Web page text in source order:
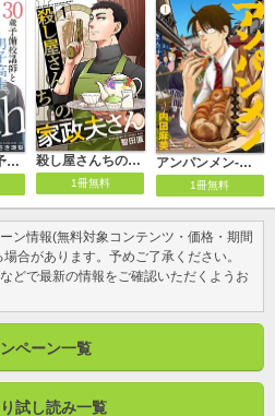
teach～30歳予備校講師と男子高生、内緒の恋愛授業～ 殺し屋さんちの家政夫さん
1冊無料
アンパンメン-明治起業家譚- 単行本版
1冊無料
ン情報(無料対象コンテンツ・価格・期間
合があります。予めご了承ください。
どで最新の情報をご確認いただくようお
ペーン一覧
試し読み一覧